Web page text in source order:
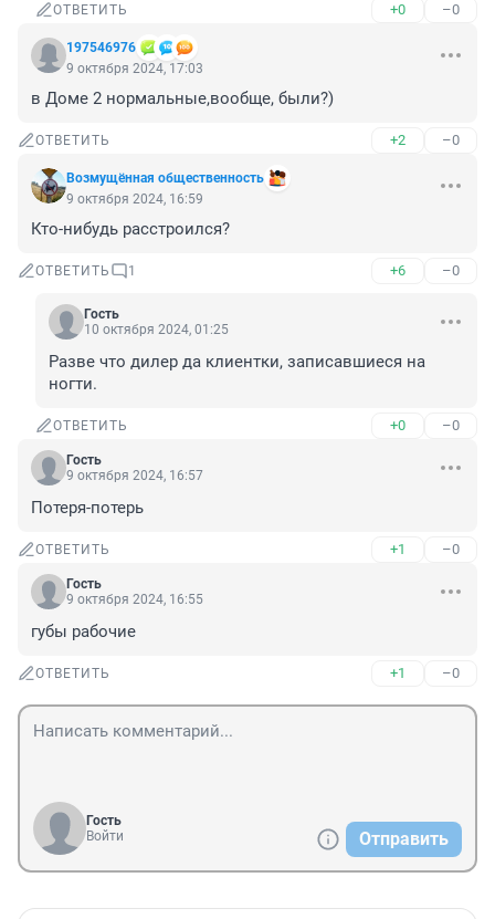
ОТВЕТИТЬ +0 –0
197546976
9 октября 2024, 17:03
в Доме 2 нормальные,вообще, были?)
ОТВЕТИТЬ +2 –0
Возмущëнная общественность
9 октября 2024, 16:59
Кто-нибудь расстроился?
ОТВЕТИТЬ 1 +6 –0
Гость
10 октября 2024, 01:25
Разве что дилер да клиентки, записавшиеся на
ногти.
ОТВЕТИТЬ +0 –0
Гость
9 октября 2024, 16:57
Потеря-потерь
ОТВЕТИТЬ +1 –0
Гость
9 октября 2024, 16:55
губы рабочие
ОТВЕТИТЬ +1 –0
Гость
Войти
Отправить